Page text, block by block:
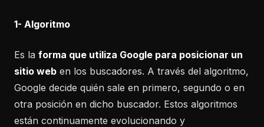
1- Algoritmo
Es la forma que utiliza Google para posicionar un
sitio web en los buscadores. A través del algoritmo,
Google decide quién sale en primero, segundo o en
otra posición en dicho buscador. Estos algoritmos
están continuamente evolucionando y